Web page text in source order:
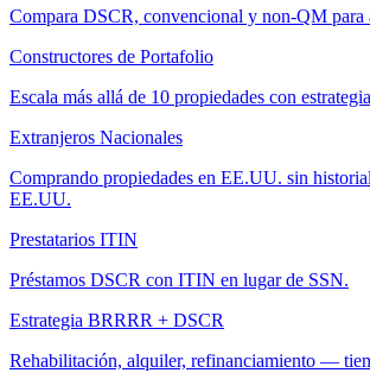
Compara DSCR, convencional y non-QM para
Constructores de Portafolio
Escala más allá de 10 propiedades con
Extranjeros Nacionales
Comprando propiedades en EE.UU. sin
EE.UU.
Prestatarios ITIN
Préstamos DSCR con ITIN en lugar de SSN.
Estrategia BRRRR + DSCR
Rehabilitación, alquiler, refinanciamiento —